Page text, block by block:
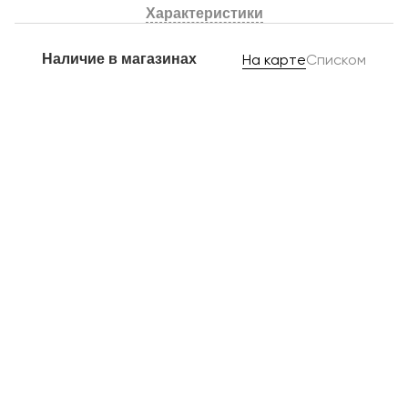
Характеристики
Наличие в магазинах На картеСписком